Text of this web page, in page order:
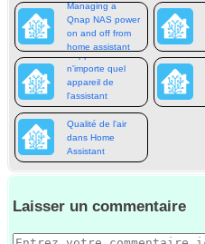
Managing a
Qnap NAS power
on and off from
home assistant
Supprimer
n'importe quel
appareil de
l'assistant
domestique
Qualité de l'air
dans Home
Assistant
Laisser un commentaire